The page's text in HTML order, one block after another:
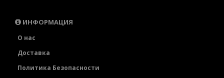
ИНФОРМАЦИЯ
О нас
Доставка
Политика Безопасности